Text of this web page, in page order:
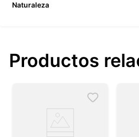
Naturaleza
Productos